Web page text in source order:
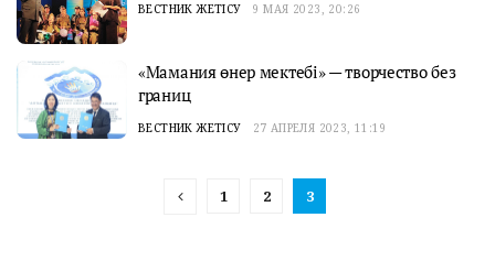
ВЕСТНИК ЖЕТІСУ 9 МАЯ 2023, 20:26
«Мамания өнер мектебі» — творчество без
границ
ВЕСТНИК ЖЕТІСУ 27 АПРЕЛЯ 2023, 11:19
1 2 3